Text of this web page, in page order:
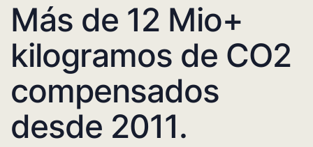
Más de 12 Mio+
kilogramos de CO2
compensados
desde 2011.